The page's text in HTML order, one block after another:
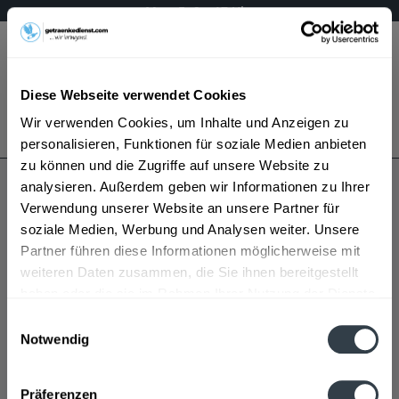
Diese Webseite verwendet Cookies
Wir verwenden Cookies, um Inhalte und Anzeigen zu
personalisieren, Funktionen für soziale Medien anbieten
zu können und die Zugriffe auf unsere Website zu
analysieren. Außerdem geben wir Informationen zu Ihrer
Verwendung unserer Website an unsere Partner für
soziale Medien, Werbung und Analysen weiter. Unsere
Partner führen diese Informationen möglicherweise mit
weiteren Daten zusammen, die Sie ihnen bereitgestellt
Notwendig
Präferenzen
Mo – Fr 9 – 17 Uhr
Menü
Bestellung widerrufen
Es gilt unsere Datenschutzerklärung
Steuerbord
Steuerbord wird in den folgenden Regionen, Städten,